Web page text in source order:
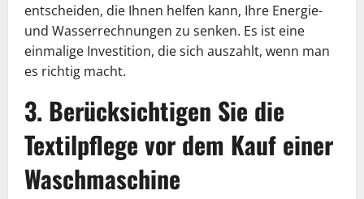
entscheiden, die Ihnen helfen kann, Ihre Energie-
und Wasserrechnungen zu senken. Es ist eine
einmalige Investition, die sich auszahlt, wenn man
es richtig macht.
3. Berücksichtigen Sie die
Textilpflege vor dem Kauf einer
Waschmaschine